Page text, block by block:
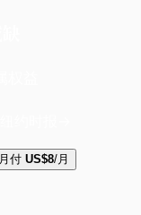
月付 US$8/月